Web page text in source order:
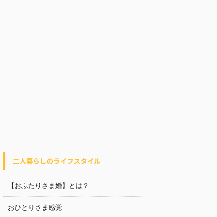
二人暮らしのライフスタイル
【おふたりさま婚】とは？
おひとりさま感覚